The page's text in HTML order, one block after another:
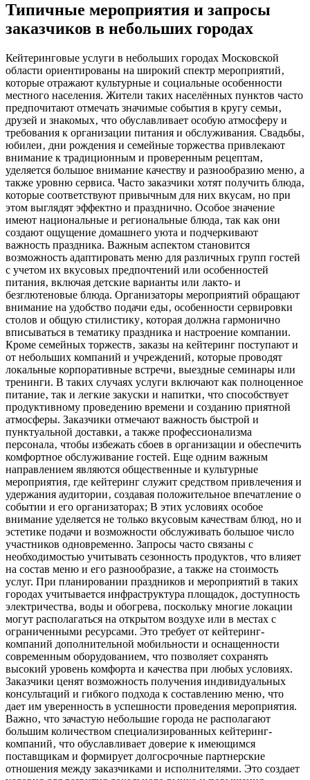
Типичные мероприятия и запросы
заказчиков в небольших городах
Кейтеринговые услуги в небольших городах Московской
области ориентированы на широкий спектр мероприятий‚
которые отражают культурные и социальные особенности
местного населения. Жители таких населённых пунктов часто
предпочитают отмечать значимые события в кругу семьи‚
друзей и знакомых‚ что обуславливает особую атмосферу и
требования к организации питания и обслуживания. Свадьбы‚
юбилеи‚ дни рождения и семейные торжества привлекают
внимание к традиционным и проверенным рецептам‚
уделяется большое внимание качеству и разнообразию меню‚ а
также уровню сервиса. Часто заказчики хотят получить блюда‚
которые соответствуют привычным для них вкусам‚ но при
этом выглядят эффектно и празднично. Особое значение
имеют национальные и региональные блюда‚ так как они
создают ощущение домашнего уюта и подчеркивают
важность праздника. Важным аспектом становится
возможность адаптировать меню для различных групп гостей
с учетом их вкусовых предпочтений или особенностей
питания‚ включая детские варианты или лакто- и
безглютеновые блюда. Организаторы мероприятий обращают
внимание на удобство подачи еды‚ особенности сервировки
столов и общую стилистику‚ которая должна гармонично
вписываться в тематику праздника и настроение компании.
Кроме семейных торжеств‚ заказы на кейтеринг поступают и
от небольших компаний и учреждений‚ которые проводят
локальные корпоративные встречи‚ выездные семинары или
тренинги. В таких случаях услуги включают как полноценное
питание‚ так и легкие закуски и напитки‚ что способствует
продуктивному проведению времени и созданию приятной
атмосферы. Заказчики отмечают важность быстрой и
пунктуальной доставки‚ а также профессионализма
персонала‚ чтобы избежать сбоев в организации и обеспечить
комфортное обслуживание гостей. Еще одним важным
направлением являются общественные и культурные
мероприятия‚ где кейтеринг служит средством привлечения и
удержания аудитории‚ создавая положительное впечатление о
событии и его организаторах; В этих условиях особое
внимание уделяется не только вкусовым качествам блюд‚ но и
эстетике подачи и возможности обслуживать большое число
участников одновременно. Запросы часто связаны с
необходимостью учитывать сезонность продуктов‚ что влияет
на состав меню и его разнообразие‚ а также на стоимость
услуг. При планировании праздников и мероприятий в таких
городах учитывается инфраструктура площадок‚ доступность
электричества‚ воды и обогрева‚ поскольку многие локации
могут располагаться на открытом воздухе или в местах с
ограниченными ресурсами. Это требует от кейтеринг-
компаний дополнительной мобильности и оснащенности
современным оборудованием‚ что позволяет сохранять
высокий уровень комфорта и качества при любых условиях.
Заказчики ценят возможность получения индивидуальных
консультаций и гибкого подхода к составлению меню‚ что
дает им уверенность в успешности проведения мероприятия.
Важно‚ что зачастую небольшие города не располагают
большим количеством специализированных кейтеринг-
компаний‚ что обуславливает доверие к имеющимся
поставщикам и формирует долгосрочные партнерские
отношения между заказчиками и исполнителями. Это создает